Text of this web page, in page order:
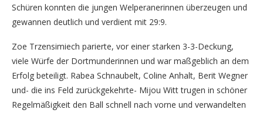
Schüren konnten die jungen Welperanerinnen überzeugen und
gewannen deutlich und verdient mit 29:9.
Zoe Trzensimiech parierte, vor einer starken 3-3-Deckung,
viele Würfe der Dortmunderinnen und war maßgeblich an dem
Erfolg beteiligt. Rabea Schnaubelt, Coline Anhalt, Berit Wegner
und- die ins Feld zurückgekehrte- Mijou Witt trugen in schöner
Regelmäßigkeit den Ball schnell nach vorne und verwandelten